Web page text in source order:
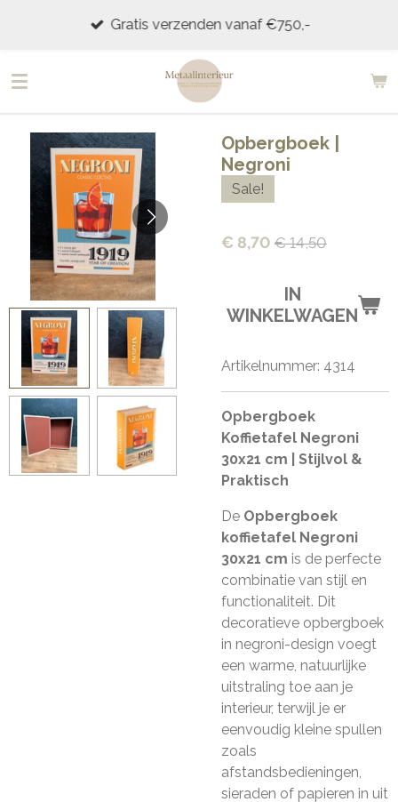
de
Gratis verzenden vanaf €750,-
Opbergboek |
Negroni
Sale!
€ 8,70 € 14,50
IN
WINKELWAGEN
Artikelnummer: 4314
Opbergboek
Koffietafel Negroni
30x21 cm | Stijlvol &
Praktisch
De Opbergboek
koffietafel Negroni
30x21 cm is de perfecte
combinatie van stijl en
functionaliteit. Dit
decoratieve opbergboek
in negroni-design voegt
een warme, natuurlijke
uitstraling toe aan je
interieur, terwijl je er
eenvoudig kleine spullen
zoals
afstandsbedieningen,
sieraden of papieren in uit